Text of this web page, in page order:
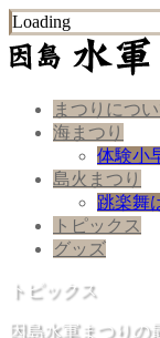
Loading
まつりにつ
海まつり
体験小
島火まつり
跳楽舞
トピックス
グッズ
トピックス
因島水軍まつりの